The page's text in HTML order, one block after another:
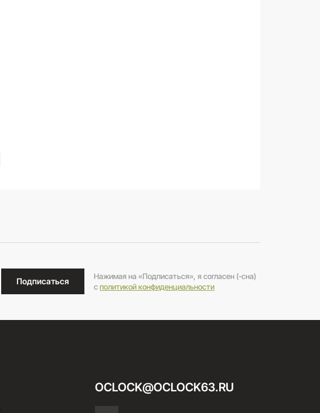
Подписаться
Нажимая на «Подписаться», я согласен (-сна)
cполитикой конфиденциальности
OCLOCK@OCLOCK63.RU